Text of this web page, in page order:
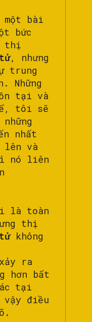
một bài
bức
thị
, nhưng
trung
Những
tại và
tôi sẽ
nhất
và
nó liên
là toàn
thị
không
ra
hơn bất
tại
điều